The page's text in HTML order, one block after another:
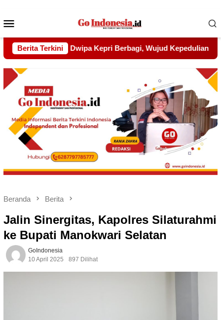
Mobile
Berita Terkini
Kepedulian kepada Pondok Tahfidz Yatim dan Dhuafa
Beranda Berita
Jalin Sinergitas, Kapolres Silaturahmi
ke Bupati Manokwari Selatan
GoIndonesia
10 April 2025
897 Dilihat